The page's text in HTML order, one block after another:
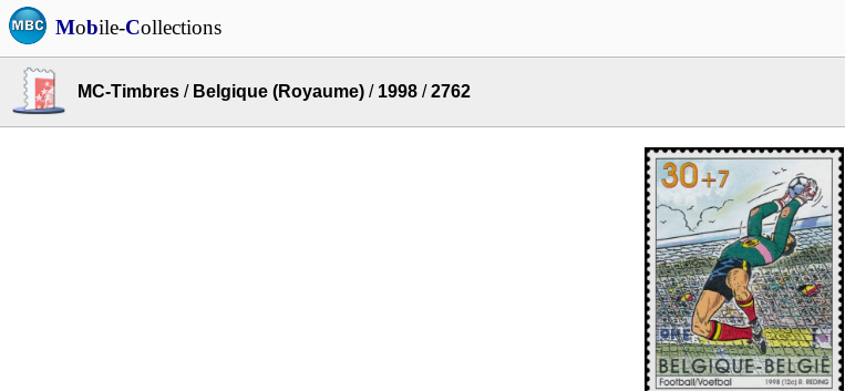
Mobile-Collections
MC-Timbres / Belgique (Royaume) / 1998 /2762